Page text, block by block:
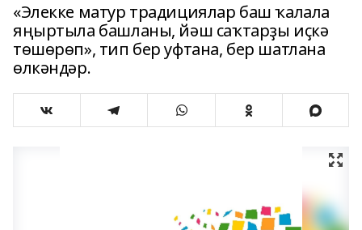
«Элекке матур традициялар баш ҡалала
яңыртыла башланы, йәш саҡтарҙы иҫкә
төшөрөп», тип бер уфтана, бер шатлана
өлкәндәр.